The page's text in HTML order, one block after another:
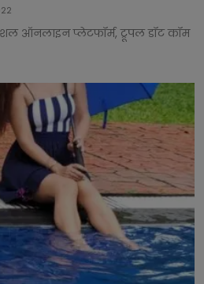
ऑनलाइन प्लेटफॉर्म, ट्रूपल डॉट कॉम